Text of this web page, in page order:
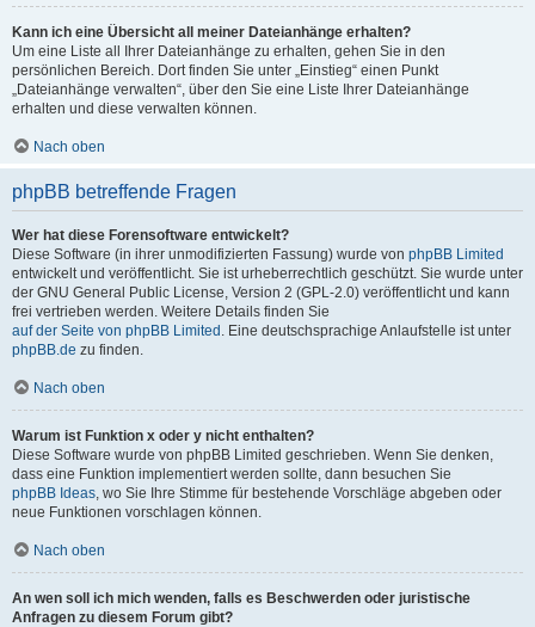
Kann ich eine Übersicht all meiner Dateianhänge erhalten?
Um eine Liste all Ihrer Dateianhänge zu erhalten, gehen Sie in den
persönlichen Bereich. Dort finden Sie unter „Einstieg“ einen Punkt
„Dateianhänge verwalten“, über den Sie eine Liste Ihrer Dateianhänge
erhalten und diese verwalten können.
Nach oben
phpBB betreffende Fragen
Wer hat diese Forensoftware entwickelt?
Diese Software (in ihrer unmodifizierten Fassung) wurde von phpBB Limited
entwickelt und veröffentlicht. Sie ist urheberrechtlich geschützt. Sie wurde unter
der GNU General Public License, Version 2 (GPL-2.0) veröffentlicht und kann
frei vertrieben werden. Weitere Details finden Sie
auf der Seite von phpBB Limited . Eine deutschsprachige Anlaufstelle ist unter
phpBB.de zu finden.
Nach oben
Warum ist Funktion x oder y nicht enthalten?
Diese Software wurde von phpBB Limited geschrieben. Wenn Sie denken,
dass eine Funktion implementiert werden sollte, dann besuchen Sie
phpBB Ideas, wo Sie Ihre Stimme für bestehende Vorschläge abgeben oder
neue Funktionen vorschlagen können.
Nach oben
An wen soll ich mich wenden, falls es Beschwerden oder juristische
Anfragen zu diesem Forum gibt?